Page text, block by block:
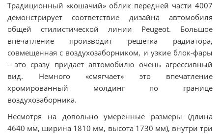
Традиционный «кошачий» облик передней части 4007
демонстрирует соответствие дизайна автомобиля
общей стилистической линии Peugeot. Большое
впечатление производит решетка радиатора,
совмещенная с воздухозаборником, и узкие блок-фары
- это сразу придает автомобилю очень агрессивный
вид. Немного «смягчает» это впечатление
хромированный молдинг по границе
воздухозаборника.
Несмотря на довольно умеренные размеры (длина
4640 мм, ширина 1810 мм, высота 1730 мм), внутри три